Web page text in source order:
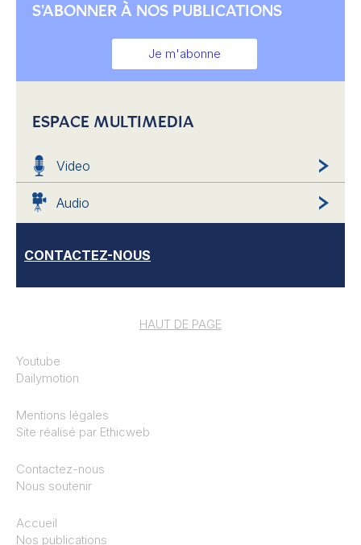
S'ABONNER À NOS PUBLICATIONS
Je m'abonne
ESPACE MULTIMEDIA
Video
Audio
CONTACTEZ-NOUS
HAUT DE PAGE
Youtube
Dailymotion
Mentions légales
Site réalisé par Ethicweb
Contactez-nous
Nous soutenir
Accueil
Nos publications